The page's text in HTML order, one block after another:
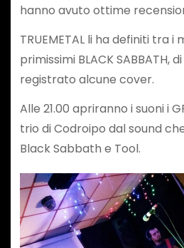
hanno avuto ottime
TRUEMETAL li ha definiti tra i
primissimi BLACK SABBATH,
registrato alcune cover.
Alle 21.00 apriranno i suoni i
trio di Codroipo dal sound
Black Sabbath e Tool.